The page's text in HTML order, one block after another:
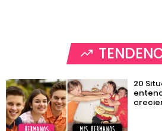
20